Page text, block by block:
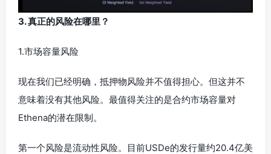
3. 真正的风险在哪里？
1.市场容量风险
现在我们已经明确，抵押物风险并不值得担心。但这并不
意味着没有其他风险。最值得关注的是合约市场容量对
Ethena的潜在限制。
第一个风险是流动性风险。目前USDe的发行量约20.4亿美